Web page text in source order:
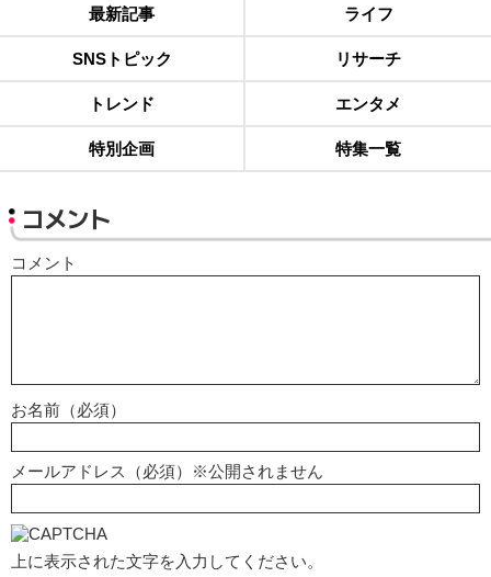
最新記事 ライフ
SNSトピック リサーチ
トレンド エンタメ
特別企画 特集一覧
コメント
コメント
お名前（必須）
メールアドレス（必須）※公開されません
上に表示された文字を入力してください。